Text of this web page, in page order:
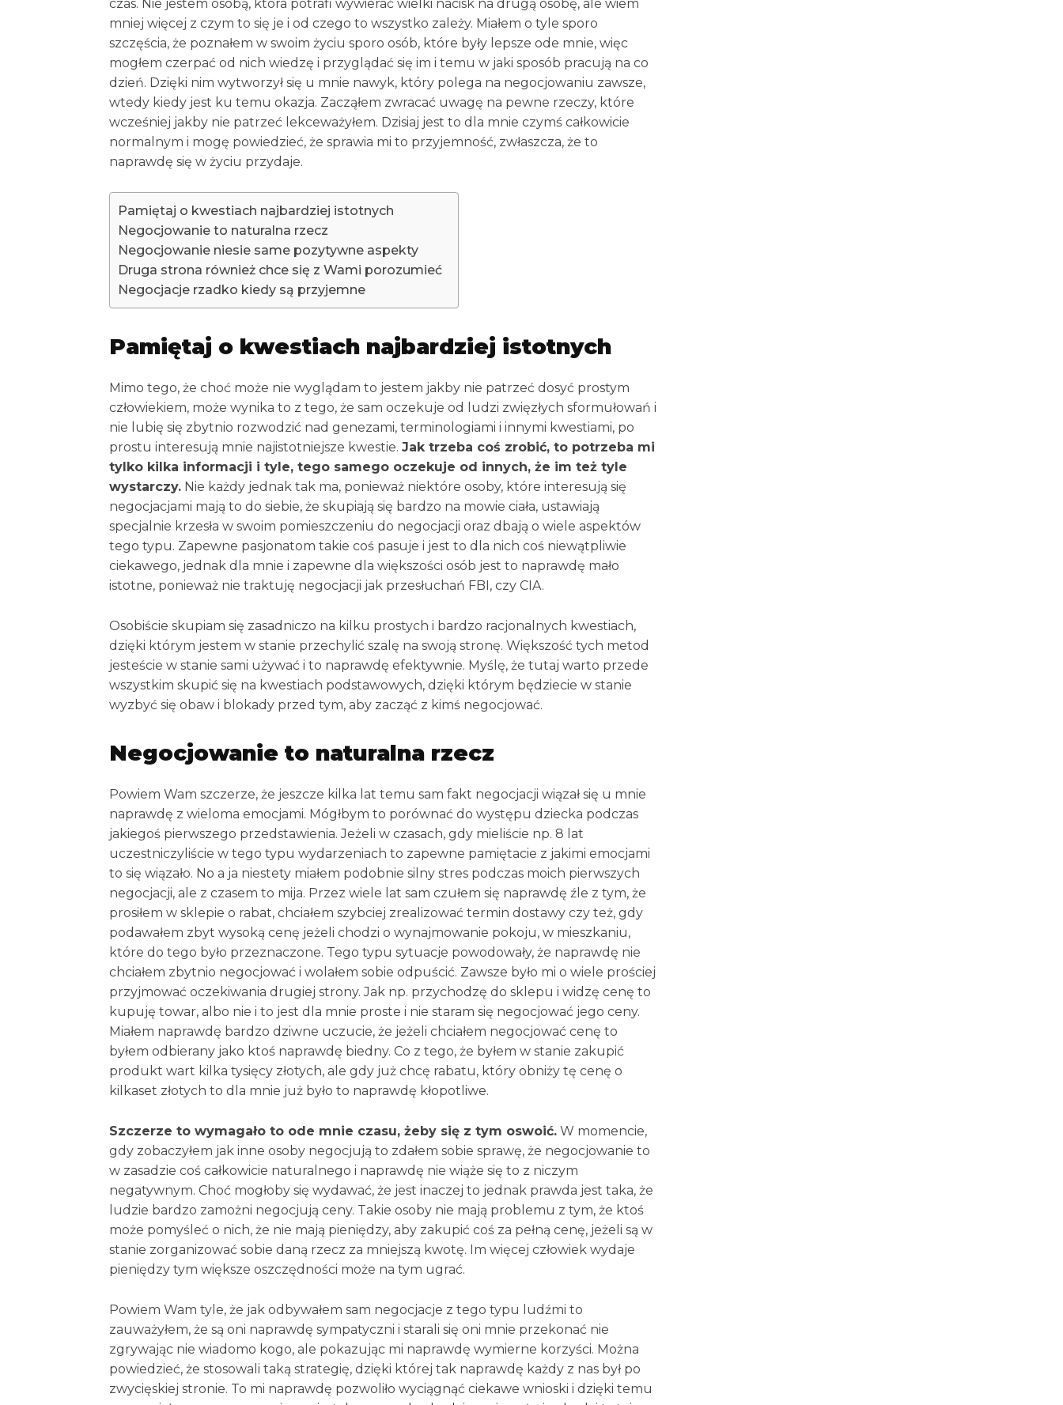
czas. Nie jestem osobą, która potrafi wywierać wielki nacisk na drugą osobę, ale wiem
mniej więcej z czym to się je i od czego to wszystko zależy. Miałem o tyle sporo
szczęścia, że poznałem w swoim życiu sporo osób, które były lepsze ode mnie, więc
mogłem czerpać od nich wiedzę i przyglądać się im i temu w jaki sposób pracują na co
dzień. Dzięki nim wytworzył się u mnie nawyk, który polega na negocjowaniu zawsze,
wtedy kiedy jest ku temu okazja. Zacząłem zwracać uwagę na pewne rzeczy, które
wcześniej jakby nie patrzeć lekceważyłem. Dzisiaj jest to dla mnie czymś całkowicie
normalnym i mogę powiedzieć, że sprawia mi to przyjemność, zwłaszcza, że to
naprawdę się w życiu przydaje.
Pamiętaj o kwestiach najbardziej istotnych
Negocjowanie to naturalna rzecz
Negocjowanie niesie same pozytywne aspekty
Druga strona również chce się z Wami porozumieć
Negocjacje rzadko kiedy są przyjemne
Pamiętaj o kwestiach najbardziej istotnych
Mimo tego, że choć może nie wyglądam to jestem jakby nie patrzeć dosyć prostym
człowiekiem, może wynika to z tego, że sam oczekuje od ludzi zwięzłych sformułowań i
nie lubię się zbytnio rozwodzić nad genezami, terminologiami i innymi kwestiami, po
prostu interesują mnie najistotniejsze kwestie. Jak trzeba coś zrobić, to potrzeba mi
tylko kilka informacji i tyle, tego samego oczekuje od innych, że im też tyle
wystarczy. Nie każdy jednak tak ma, ponieważ niektóre osoby, które interesują się
negocjacjami mają to do siebie, że skupiają się bardzo na mowie ciała, ustawiają
specjalnie krzesła w swoim pomieszczeniu do negocjacji oraz dbają o wiele aspektów
tego typu. Zapewne pasjonatom takie coś pasuje i jest to dla nich coś niewątpliwie
ciekawego, jednak dla mnie i zapewne dla większości osób jest to naprawdę mało
istotne, ponieważ nie traktuję negocjacji jak przesłuchań FBI, czy CIA.
Osobiście skupiam się zasadniczo na kilku prostych i bardzo racjonalnych kwestiach,
dzięki którym jestem w stanie przechylić szalę na swoją stronę. Większość tych metod
jesteście w stanie sami używać i to naprawdę efektywnie. Myślę, że tutaj warto przede
wszystkim skupić się na kwestiach podstawowych, dzięki którym będziecie w stanie
wyzbyć się obaw i blokady przed tym, aby zacząć z kimś negocjować.
Negocjowanie to naturalna rzecz
Powiem Wam szczerze, że jeszcze kilka lat temu sam fakt negocjacji wiązał się u mnie
naprawdę z wieloma emocjami. Mógłbym to porównać do występu dziecka podczas
jakiegoś pierwszego przedstawienia. Jeżeli w czasach, gdy mieliście np. 8 lat
uczestniczyliście w tego typu wydarzeniach to zapewne pamiętacie z jakimi emocjami
to się wiązało. No a ja niestety miałem podobnie silny stres podczas moich pierwszych
negocjacji, ale z czasem to mija. Przez wiele lat sam czułem się naprawdę źle z tym, że
prosiłem w sklepie o rabat, chciałem szybciej zrealizować termin dostawy czy też, gdy
podawałem zbyt wysoką cenę jeżeli chodzi o wynajmowanie pokoju, w mieszkaniu,
które do tego było przeznaczone. Tego typu sytuacje powodowały, że naprawdę nie
chciałem zbytnio negocjować i wolałem sobie odpuścić. Zawsze było mi o wiele prościej
przyjmować oczekiwania drugiej strony. Jak np. przychodzę do sklepu i widzę cenę to
kupuję towar, albo nie i to jest dla mnie proste i nie staram się negocjować jego ceny.
Miałem naprawdę bardzo dziwne uczucie, że jeżeli chciałem negocjować cenę to
byłem odbierany jako ktoś naprawdę biedny. Co z tego, że byłem w stanie zakupić
produkt wart kilka tysięcy złotych, ale gdy już chcę rabatu, który obniży tę cenę o
kilkaset złotych to dla mnie już było to naprawdę kłopotliwe.
Szczerze to wymagało to ode mnie czasu, żeby się z tym oswoić. W momencie,
gdy zobaczyłem jak inne osoby negocjują to zdałem sobie sprawę, że negocjowanie to
w zasadzie coś całkowicie naturalnego i naprawdę nie wiąże się to z niczym
negatywnym. Choć mogłoby się wydawać, że jest inaczej to jednak prawda jest taka, że
ludzie bardzo zamożni negocjują ceny. Takie osoby nie mają problemu z tym, że ktoś
może pomyśleć o nich, że nie mają pieniędzy, aby zakupić coś za pełną cenę, jeżeli są w
stanie zorganizować sobie daną rzecz za mniejszą kwotę. Im więcej człowiek wydaje
pieniędzy tym większe oszczędności może na tym ugrać.
Powiem Wam tyle, że jak odbywałem sam negocjacje z tego typu ludźmi to
zauważyłem, że są oni naprawdę sympatyczni i starali się oni mnie przekonać nie
zgrywając nie wiadomo kogo, ale pokazując mi naprawdę wymierne korzyści. Można
powiedzieć, że stosowali taką strategię, dzięki której tak naprawdę każdy z nas był po
zwycięskiej stronie. To mi naprawdę pozwoliło wyciągnąć ciekawe wnioski i dzięki temu